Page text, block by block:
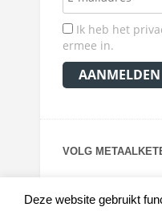
Ik heb het
ermee in.
VOLG
Deze website gebruikt